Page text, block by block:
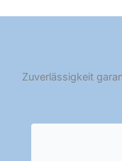
Zuverlässigkeit